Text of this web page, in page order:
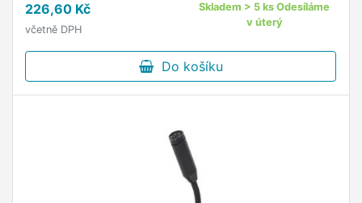
226,60 Kč
včetně DPH
Skladem > 5 ks Odesíláme
v úterý
Do košíku